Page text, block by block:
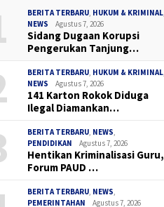
BERITA TERBARU HUKUM & KRIMINAL
NEWS
Agustus 7, 2026
Sidang Dugaan Korupsi
Pengerukan Tanjung…
BERITA TERBARU HUKUM & KRIMINAL
NEWS
Agustus 7, 2026
141 Karton Rokok Diduga
Ilegal Diamankan…
BERITA TERBARU NEWS
PENDIDIKAN
Agustus 7, 2026
Hentikan Kriminalisasi Guru,
Forum PAUD …
BERITA TERBARU NEWS
PEMERINTAHAN
Agustus 7, 2026